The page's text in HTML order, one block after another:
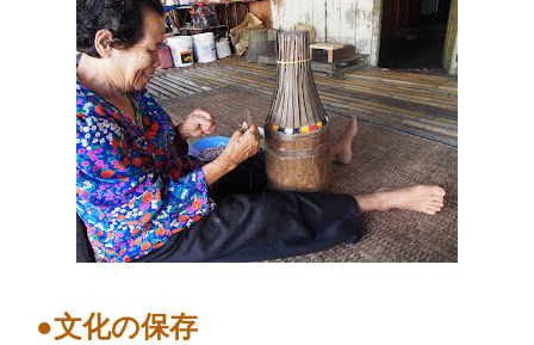
●文化の保存